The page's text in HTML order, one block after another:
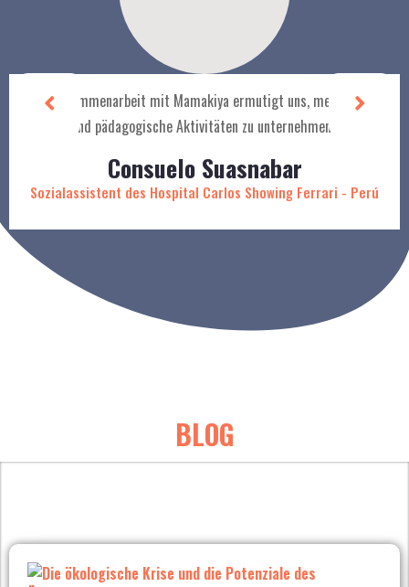
"Die Zusammenarbeit mit Mamakiya ermutigt uns, mehr soziale
und pädagogische Aktivitäten zu unternehmen."
Consuelo Suasnabar
Sozialassistent des Hospital Carlos Showing Ferrari - Perú
BLOG